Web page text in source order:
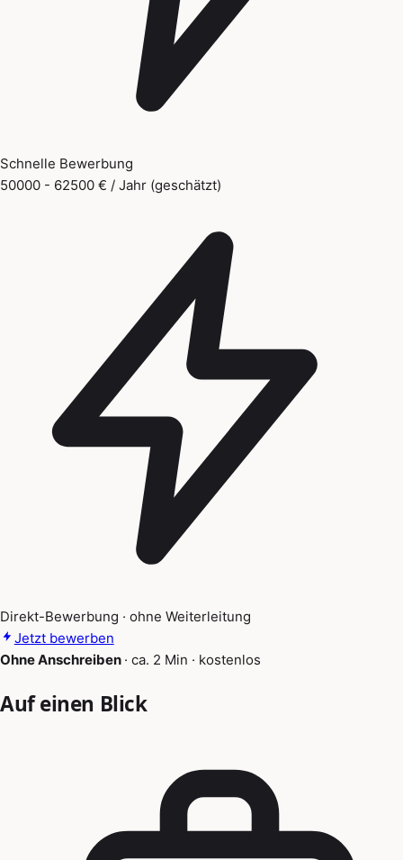
Schnelle Bewerbung
50000 - 62500 € / Jahr (geschätzt)
Direkt-Bewerbung · ohne Weiterleitung
Jetzt bewerben
Ohne Anschreiben · ca. 2 Min · kostenlos
Auf einen Blick